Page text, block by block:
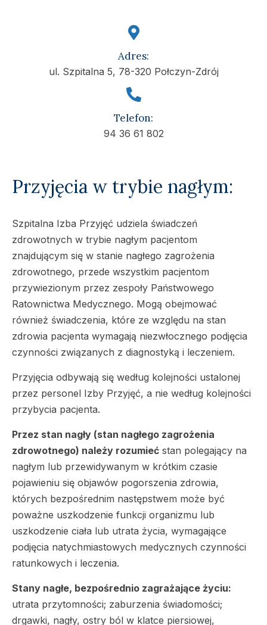
Adres:
ul. Szpitalna 5, 78-320 Połczyn-Zdrój
Telefon:
94 36 61 802
Przyjęcia w trybie nagłym:
Szpitalna Izba Przyjęć udziela świadczeń
zdrowotnych w trybie nagłym pacjentom
znajdującym się w stanie nagłego zagrożenia
zdrowotnego, przede wszystkim pacjentom
przywiezionym przez zespoły Państwowego
Ratownictwa Medycznego. Mogą obejmować
również świadczenia, które ze względu na stan
zdrowia pacjenta wymagają niezwłocznego podjęcia
czynności związanych z diagnostyką i leczeniem.
Przyjęcia odbywają się według kolejności ustalonej
przez personel Izby Przyjęć, a nie według kolejności
przybycia pacjenta.
Przez stan nagły (stan nagłego zagrożenia
zdrowotnego) należy rozumieć stan polegający na
nagłym lub przewidywanym w krótkim czasie
pojawieniu się objawów pogorszenia zdrowia,
których bezpośrednim następstwem może być
poważne uszkodzenie funkcji organizmu lub
uszkodzenie ciała lub utrata życia, wymagające
podjęcia natychmiastowych medycznych czynności
ratunkowych i leczenia.
Stany nagłe, bezpośrednio zagrażające życiu:
utrata przytomności; zaburzenia świadomości;
drgawki, nagły, ostry ból w klatce piersiowej,